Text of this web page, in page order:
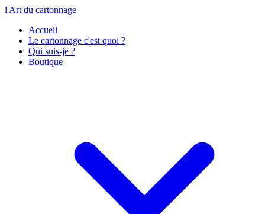
l'Art du cartonnage
Accueil
Le cartonnage c'est quoi ?
Qui suis-je ?
Boutique